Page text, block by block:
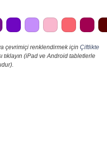
çevrimiçi renklendirmek için Çiftlikte
tıklayın (iPad ve Android tabletlerle